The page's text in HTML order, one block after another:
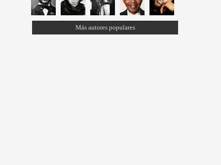
Más autores populares